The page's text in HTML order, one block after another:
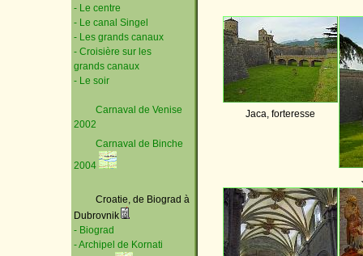
- Le centre
- Le canal Singel
- Les grands canaux
- Croisière sur les
grands canaux
- Le soir
Carnaval de Venise
2002
Carnaval de Binche
2004
Croatie, de Biograd à
Dubrovnik
- Biograd
- Archipel de Kornati
Jaca, forteresse